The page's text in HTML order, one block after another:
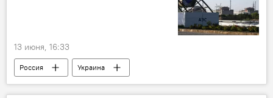
13 июня, 16:33
Россия
Украина
Запорожская АЭС (ЗАЭС)